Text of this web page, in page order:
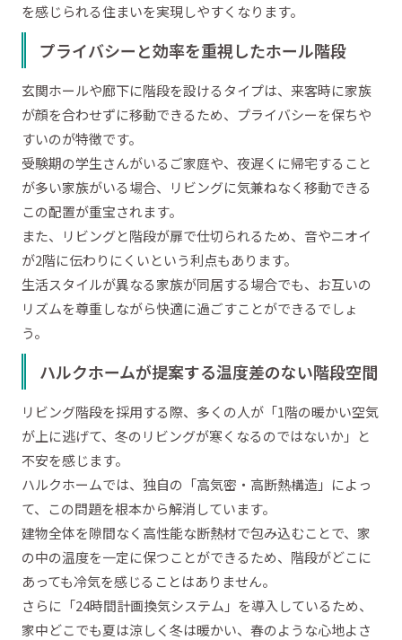
を感じられる住まいを実現しやすくなります。
プライバシーと効率を重視したホール階段
玄関ホールや廊下に階段を設けるタイプは、来客時に家族
が顔を合わせずに移動できるため、プライバシーを保ちや
すいのが特徴です。
受験期の学生さんがいるご家庭や、夜遅くに帰宅すること
が多い家族がいる場合、リビングに気兼ねなく移動できる
この配置が重宝されます。
また、リビングと階段が扉で仕切られるため、音やニオイ
が2階に伝わりにくいという利点もあります。
生活スタイルが異なる家族が同居する場合でも、お互いの
リズムを尊重しながら快適に過ごすことができるでしょ
う。
ハルクホームが提案する温度差のない階段空間
リビング階段を採用する際、多くの人が「1階の暖かい空気
が上に逃げて、冬のリビングが寒くなるのではないか」と
不安を感じます。
ハルクホームでは、独自の「高気密・高断熱構造」によっ
て、この問題を根本から解消しています。
建物全体を隙間なく高性能な断熱材で包み込むことで、家
の中の温度を一定に保つことができるため、階段がどこに
あっても冷気を感じることはありません。
さらに「24時間計画換気システム」を導入しているため、
家中どこでも夏は涼しく冬は暖かい、春のような心地よさ